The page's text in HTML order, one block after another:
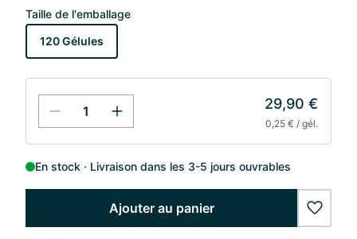
Taille de l'emballage
120 Gélules
29,90 €
0,25 € / gél.
En stock Livraison dans les 3-5 jours ouvrables
Ajouter au panier